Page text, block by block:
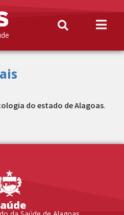
do estado de Alagoas.